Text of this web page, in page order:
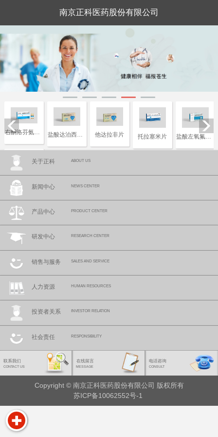
南京正科医药股份有限公司
右酮洛芬氨汀三醇注射液 盐酸达泊西汀片 他达拉非片 托拉塞米片 盐酸左氧氟沙星片
复合磷酸氢钾注射液
关于正科 ABOUT US
新闻中心 NEWS CENTER
产品中心 PRODUCT CENTER
研发中心 RESEARCH CENTER
销售与服务 SALES AND SERVICE
人力资源 HUMAN RESOURCES
投资者关系 INVESTOR RELATION
社会责任 RESPONSIBILITY
联系我们
CONTACT US
在线留言
MESSAGE
电话咨询
CONSULT
Copyright © 南京正科医药股份有限公司 版权所有
苏ICP备10062552号-1